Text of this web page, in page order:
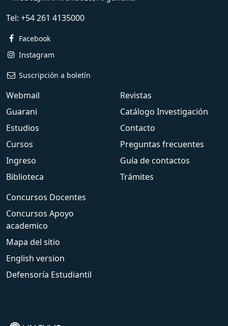
Tel: +54 261 4135000
Facebook
Instagram
Suscripción a boletín
Webmail
Guarani
Estudios
Cursos
Ingreso
Biblioteca
Revistas
Catálogo Investigación
Contacto
Preguntas frecuentes
Guía de contactos
Trámites
Concursos Docentes
Concursos Apoyo
academico
Mapa del sitio
English version
Defensoría Estudiantil